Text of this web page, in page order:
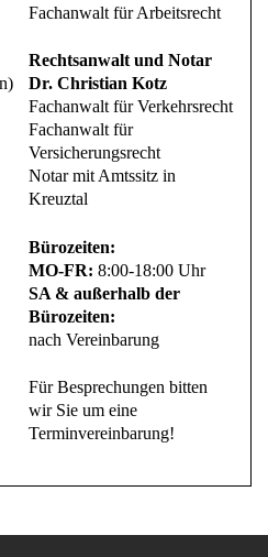
Fachanwalt für Arbeitsrecht
Rechtsanwalt und Notar
Dr. Christian Kotz
Fachanwalt für Verkehrsrecht
Fachanwalt für
Versicherungsrecht
Notar mit Amtssitz in
Kreuztal
Bürozeiten:
MO-FR:8:00-18:00 Uhr
SA & außerhalb der
Bürozeiten:
nach Vereinbarung
Für Besprechungen bitten
wir Sie um eine
Terminvereinbarung!